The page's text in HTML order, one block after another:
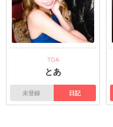
TOA
とあ
未登録 日記